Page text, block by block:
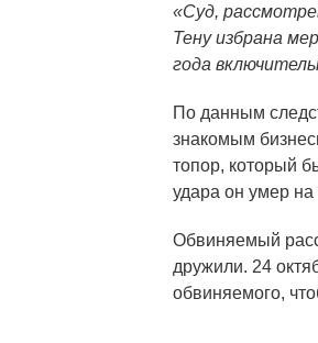
«Суд,
Тену избрана
года
По данным
знакомым
топор, который
удара он умер на
Обвиняемый
дружили. 24
обвиняемого,